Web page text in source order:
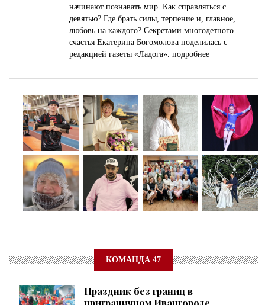
начинают познавать мир. Как справляться с
девятью? Где брать силы, терпение и, главное,
любовь на каждого? Секретами многодетного
счастья Екатерина Богомолова поделилась с
редакцией газеты «Ладога». подробнее
КОМАНДА 47
Праздник без границ в